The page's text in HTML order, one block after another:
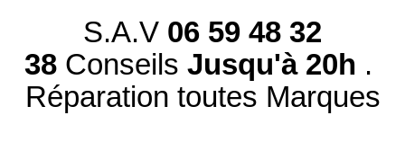
S.A.V 06 59 48 32
38 Conseils Jusqu'à 20h .
Réparation toutes Marques